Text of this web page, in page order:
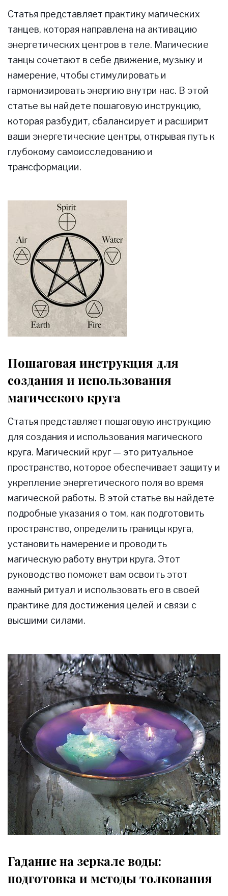
Статья представляет практику магических
танцев, которая направлена на активацию
энергетических центров в теле. Магические
танцы сочетают в себе движение, музыку и
намерение, чтобы стимулировать и
гармонизировать энергию внутри нас. В этой
статье вы найдете пошаговую инструкцию,
которая разбудит, сбалансирует и расширит
ваши энергетические центры, открывая путь к
глубокому самоисследованию и
трансформации.
Пошаговая инструкция для
создания и использования
магического круга
Статья представляет пошаговую инструкцию
для создания и использования магического
круга. Магический круг — это ритуальное
пространство, которое обеспечивает защиту и
укрепление энергетического поля во время
магической работы. В этой статье вы найдете
подробные указания о том, как подготовить
пространство, определить границы круга,
установить намерение и проводить
магическую работу внутри круга. Этот
руководство поможет вам освоить этот
важный ритуал и использовать его в своей
практике для достижения целей и связи с
высшими силами.
Гадание на зеркале воды:
подготовка и методы толкования